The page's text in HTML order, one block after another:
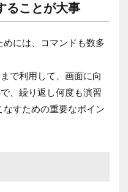
ることが大事
には、コマンドも数多
で利用して、画面に向
、繰り返し何度も演習
なすための重要なポイン